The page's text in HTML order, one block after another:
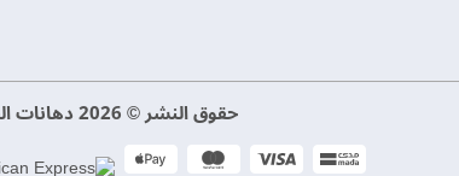
حقوق النشر © 2026 دهانات الجزيرة